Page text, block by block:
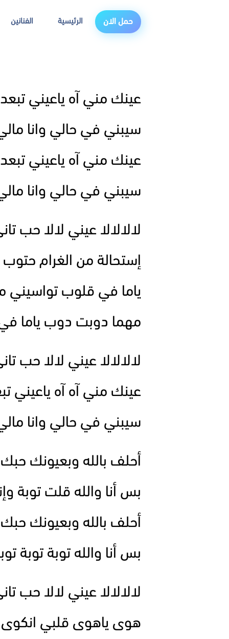
حمل الان الرئيسية الفنانين
عينك مني آه ياعيني
سيبني في حالي وانا
عينك مني آه ياعيني
سيبني في حالي وانا
لالالالا عيني لالا حب
إستحالة من الغرام
ياما في قلوب تواسيني
مهما دوبت دوب ياما
لالالالا عيني لالا حب
عينك مني آه آه ياعيني
سيبني في حالي وانا
أحلف بالله وبعيونك
بس أنا والله قلت توبة
أحلف بالله وبعيونك
بس أنا والله توبة توبة
لالالالا عيني لالا حب
هوى ياهوى قلبي